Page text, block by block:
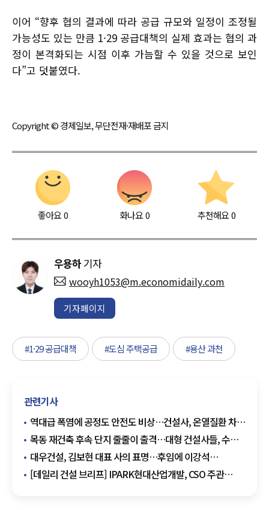
이어 “향후 협의 결과에 따라 공급 규모와 일정이 조정될
가능성도 있는 만큼 1·29 공급대책의 실제 효과는 협의 과
정이 본격화되는 시점 이후 가늠할 수 있을 것으로 보인
다”고 덧붙였다.
Copyright © 경제일보, 무단전재·재배포 금지
좋아요0 화나요0 추천해요 0
우용하기자
wooyh1053@m.economidaily.com
기자페이지
#1·29 공급대책 #도심 주택공급 #용산 과천
관련기사
역대급 폭염에 공정도 안전도 비상…건설사, 온열질환 차단
총력
목동 재건축 후속 단지 줄줄이 출격…대형 건설사들, 수주
셈법 분주
대우건설, 김보현 대표 사의 표명…후임에 이강석
대외협력단장 추천
[데일리 건설 브리프] IPARK현대산업개발, CSO 주관